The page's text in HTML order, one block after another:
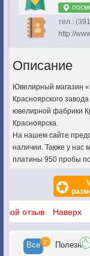
тел.:
http://
Описание
Ювелирный магазин
Красноярского
ювелирной фабрики
Красноярска.
На нашем сайте
наличии. Также у нас
платины 950 пробы
Отзывы
отзыв Наверх
Все 2 Полезн